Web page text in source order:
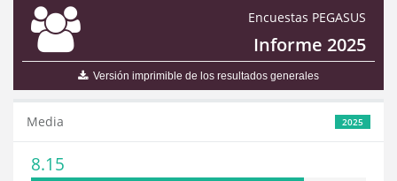
Encuestas PEGASUS
Informe 2025
Versión imprimible de los resultados generales
2025
Media
8.15